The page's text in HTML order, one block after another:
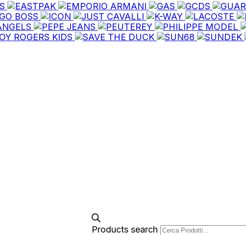
Products search